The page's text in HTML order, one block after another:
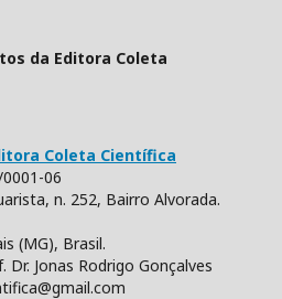
da Editora Coleta
Coleta Científica
0001-06
n. 252, Bairro Alvorada.
(MG), Brasil.
Dr. Jonas Rodrigo Gonçalves